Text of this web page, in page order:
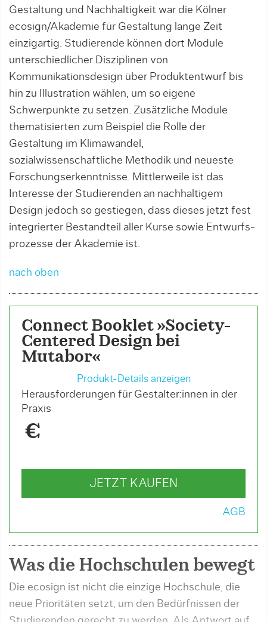
Gestaltung und Nachhaltigkeit war die Kölner
ecosign/Akademie für Gestaltung lange Zeit
einzigartig. Stu­dierende können dort Module
unterschiedlicher Dis­ziplinen von
Kommunikationsdesign über Produkt­entwurf bis
hin zu Illustration wählen, um so eigene
Schwerpunkte zu setzen. Zusätzliche Module
thematisierten zum Beispiel die Rolle der
Gestaltung im Klimawandel,
sozialwissenschaftliche Methodik und neueste
Forschungserkenntnisse. Mittlerweile ist das
Interesse der Studierenden an nachhaltigem
Design jedoch so gestiegen, dass dieses jetzt fest
integrierter Bestandteil aller Kurse sowie Entwurfs­
prozesse der Akademie ist.
nach oben
Connect Booklet »Society-
Centered Design bei
Mutabor«
Produkt-Details anzeigen
Herausforderungen für Gestalter:innen in der
Praxis
€
JETZT KAUFEN
AGB
Was die Hochschulen bewegt
Die ecosign ist nicht die einzige Hochschule, die
neue Prioritäten setzt, um den Bedürfnissen der